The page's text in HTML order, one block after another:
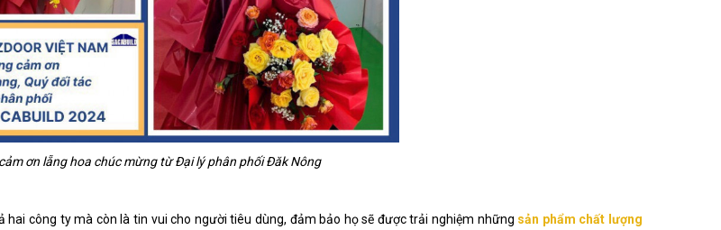
ơn lẵng hoa chúc mừng từ Đại lý phân phối Đăk Nông
công ty mà còn là tin vui cho người tiêu dùng, đảm bảo họ sẽ được trải nghiệm những sản phẩm chất lượng